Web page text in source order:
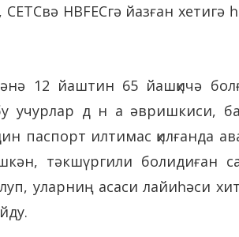
HBFECгә йазған хетигә
12 йаштин 65 йашқичә
учурлар д н а әвришкиси,
паспорт илтимас қилғанда
тәкшүргили болидиған
уларниң асаси лайиһәси